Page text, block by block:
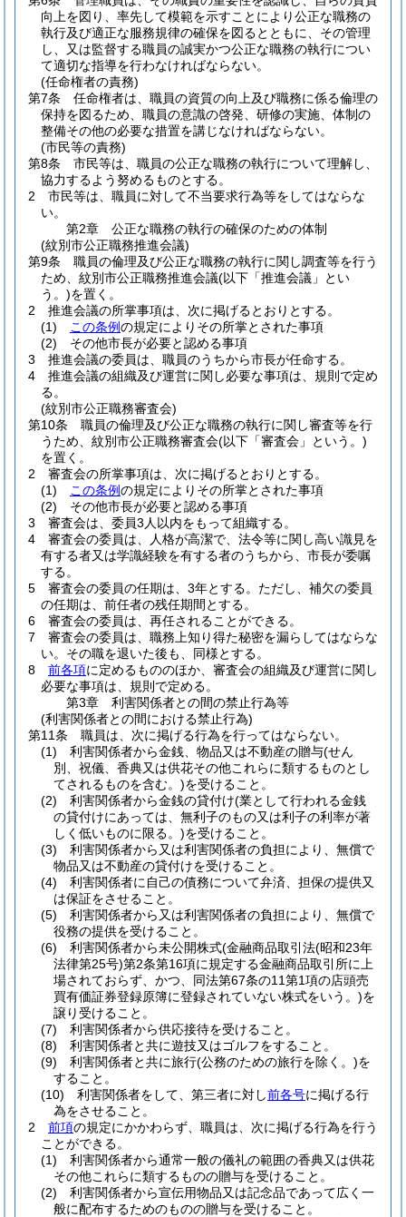
向上を図り、率先して模範を示すことにより公正な職務の
執行及び適正な服務規律の確保を図るとともに、その管理
し、又は監督する職員の誠実かつ公正な職務の執行につい
て適切な指導を行わなければならない。
(任命権者の責務)
第7条
任命権者は、職員の資質の向上及び職務に係る倫理の
保持を図るため、職員の意識の啓発、研修の実施、体制の
整備その他の必要な措置を講じなければならない。
(市民等の責務)
第8条
市民等は、職員の公正な職務の執行について理解し、
協力するよう努めるものとする。
2
市民等は、職員に対して不当要求行為等をしてはならな
い。
第2章
公正な職務の執行の確保のための体制
(紋別市公正職務推進会議)
第9条
職員の倫理及び公正な職務の執行に関し調査等を行う
ため、紋別市公正職務推進会議(以下「推進会議」とい
う。)を置く。
2
推進会議の所掌事項は、次に掲げるとおりとする。
(1)
この条例の規定によりその所掌とされた事項
(2)
その他市長が必要と認める事項
3
推進会議の委員は、職員のうちから市長が任命する。
4
推進会議の組織及び運営に関し必要な事項は、規則で定め
る。
(紋別市公正職務審査会)
第10条
職員の倫理及び公正な職務の執行に関し審査等を行
うため、紋別市公正職務審査会(以下「審査会」という。)
を置く。
2
審査会の所掌事項は、次に掲げるとおりとする。
(1)
この条例の規定によりその所掌とされた事項
(2)
その他市長が必要と認める事項
3
審査会は、委員3人以内をもって組織する。
4
審査会の委員は、人格が高潔で、法令等に関し高い識見を
有する者又は学識経験を有する者のうちから、市長が委嘱
する。
5
審査会の委員の任期は、3年とする。 ただし、補欠の委員
の任期は、前任者の残任期間とする。
6
審査会の委員は、再任されることができる。
7
審査会の委員は、職務上知り得た秘密を漏らしてはならな
い。 その職を退いた後も、同様とする。
8
前各項に定めるもののほか、審査会の組織及び運営に関し
必要な事項は、規則で定める。
第3章
利害関係者との間の禁止行為等
(利害関係者との間における禁止行為)
第11条
職員は、次に掲げる行為を行ってはならない。
(1)
利害関係者から金銭、物品又は不動産の贈与(せん
別、祝儀、香典又は供花その他これらに類するものとし
てされるものを含む。)を受けること。
(2)
利害関係者から金銭の貸付け(業として行われる金銭
の貸付けにあっては、無利子のもの又は利子の利率が著
しく低いものに限る。)を受けること。
(3)
利害関係者から又は利害関係者の負担により、無償で
物品又は不動産の貸付けを受けること。
(4)
利害関係者に自己の債務について弁済、担保の提供又
は保証をさせること。
(5)
利害関係者から又は利害関係者の負担により、無償で
役務の提供を受けること。
(6)
利害関係者から未公開株式(金融商品取引法(昭和23年
法律第25号)第2条第16項に規定する金融商品取引所に上
場されておらず、かつ、同法第67条の11第1項の店頭売
買有価証券登録原簿に登録されていない株式をいう。)を
譲り受けること。
(7)
利害関係者から供応接待を受けること。
(8)
利害関係者と共に遊技又はゴルフをすること。
(9)
利害関係者と共に旅行(公務のための旅行を除く。)を
すること。
(10)
利害関係者をして、第三者に対し前各号に掲げる行
為をさせること。
2
前項の規定にかかわらず、職員は、次に掲げる行為を行う
ことができる。
(1)
利害関係者から通常一般の儀礼の範囲の香典又は供花
その他これらに類するものの贈与を受けること。
(2)
利害関係者から宣伝用物品又は記念品であって広く一
般に配布するためのものの贈与を受けること。